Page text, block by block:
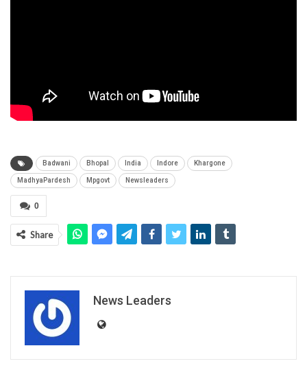
Badwani Bhopal India Indore Khargone
MadhyaPardesh Mpgovt Newsleaders
0
Share
News Leaders